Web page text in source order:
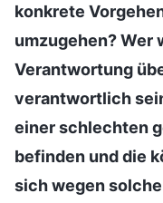
konkrete
umzugehen? Wer
Verantwortung
verantwortlich
einer schlechten
befinden und die
sich wegen